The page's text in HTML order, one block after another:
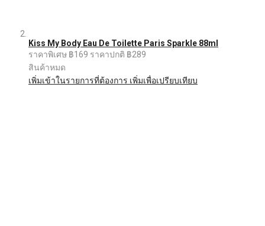
Kiss My Body Eau De Toilette Paris Sparkle 88ml
ราคาพิเศษ ฿169 ราคาปกติ ฿289
สินค้าหมด
เพิ่มเข้าในรายการที่ต้องการ เพิ่มเพื่อเปรียบเทียบ